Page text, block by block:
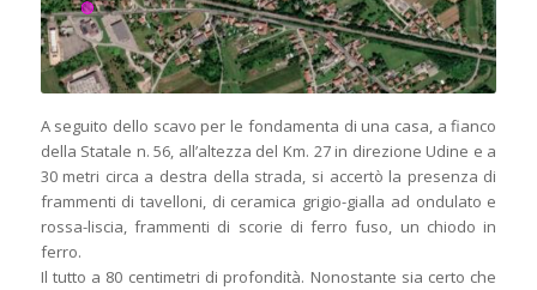
A seguito dello scavo per le fondamenta di una casa, a fianco
della Statale n. 56, all’altezza del Km. 27 in direzione Udine e a
30 metri circa a destra della strada, si accertò la presenza di
frammenti di tavelloni, di ceramica grigio-gialla ad ondulato e
rossa-liscia, frammenti di scorie di ferro fuso, un chiodo in
ferro.
Il tutto a 80 centimetri di profondità. Nonostante sia certo che